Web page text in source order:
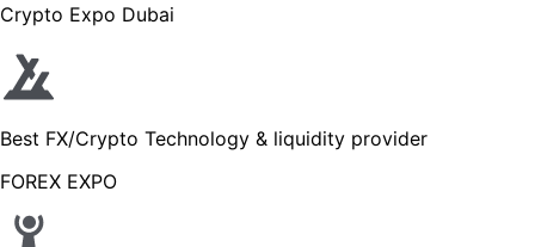
Crypto Expo Dubai
Best FX/Crypto Technology & liquidity provider
FOREX EXPO